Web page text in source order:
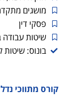
קורס מתווכי
מושגים
פסקי דין
שיטות עבודה
בונוס: שיטות